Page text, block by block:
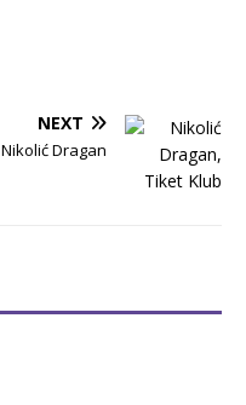
NEXT
Nikolić Dragan